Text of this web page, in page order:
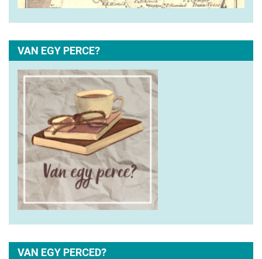
VAN EGY PERCE?
VAN EGY PERCED?